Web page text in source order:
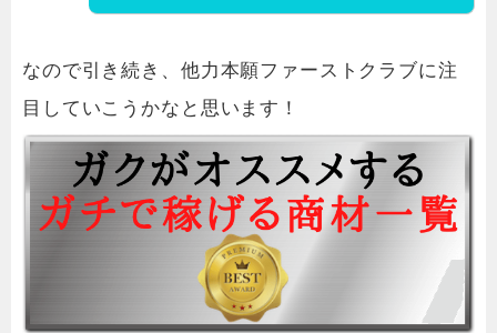
なので引き続き、他力本願ファーストクラブに注
目していこうかなと思います！